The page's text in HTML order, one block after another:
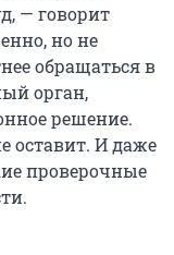
— говорит
но не
обращаться в
орган,
решение.
оставит. И даже
проверочные